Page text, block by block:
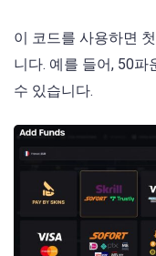
이 코드를 사용하면
니다. 예를 들어, 50
수 있습니다.